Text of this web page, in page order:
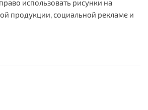
использовать рисунки на
продукции, социальной рекламе и